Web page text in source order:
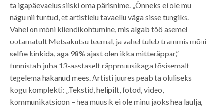
ta igapäevaelus siiski oma pärisnime. „Õnneks ei ole mu
nägu nii tuntud, et artistielu tavaellu väga sisse tungiks.
Vahel on mõni kliendikohtumine, mis algab töö asemel
ootamatult Metsakutsu teemal, ja vahel tuleb trammis mõni
selfie kinkida, aga 98% ajast olen ikka mitteräppar,”
tunnistab juba 13-aastaselt räppmuusikaga tõsisemalt
tegelema hakanud mees. Artisti juures peab ta oluliseks
kogu komplekti: „Tekstid, helipilt, fotod, video,
kommunikatsioon – hea muusik ei ole minu jaoks hea laulja,